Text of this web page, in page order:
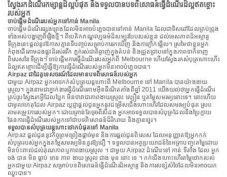
ស្វែងរកដំណើរកម្សាន្តដ៏ល្អបំផុត និងទទួលបានបទពិសោធន៍ធ្វើដំណើរដ៏ល្អឥតខ្ចោះ
របស់អ្នក
ចាប់ផ្តើមដំណើររបស់អ្នកទៅកាន់ Manila
ចាប់ផ្តើមដំណើរផ្សងព្រេងដែលមិនអាចបំភ្លេចបានទៅកាន់ Manila ដែលជាទិសដៅដែលគ្រប់ជ្រុង
ទាំងអស់បង្ហាញពីរឿងថ្មី។ ពីបេតិកភណ្ឌវប្បធម៌ដ៏សម្បូរបែបរបស់ខ្លួន ដល់ទេសភាពដ៏អស្ចារ្យ
ទីក្រុងនេះផ្តល់នូវឱកាសគ្មានទីបញ្ចប់សម្រាប់ការរកឃើញ និងការភ្ញាក់ផ្អើល។ ស្រមៃថាខ្លួនអ្នក
កំពុងដើរតាមដងផ្លូវដ៏រស់រវើក ភ្លក់រស់ជាតិឆ្ងាញ់ក្នុងតំបន់ និងជ្រួតជ្រាបនៅក្នុងភាពទាក់ទាញ
ពិសេសនៃទីក្រុង។ ចាប់ផ្តើមការធ្វើដំណើររបស់អ្នកពី Melbourne ហើយស្វែងរកសំបុត្រហោះហើរ
ដ៏ល្អឥតខ្ចោះដើម្បីធ្វើឱ្យការធ្វើដំណើររបស់អ្នកមិនអាចបំភ្លេចបាន។
Airpaz ជាដៃគូទេសចរណ៍ដែលមានបទពិសោធន៍របស់អ្នក
ជាមួយ Airpaz អ្នកអាចកក់សំបុត្រយន្តហោះពី Melbourne ទៅ Manila បានយ៉ាងងាយ
ស្រួល។ ក្នុងនាមជាភ្នាក់ងារធ្វើដំណើរតាមអ៊ីនធឺណិតតាំងពីឆ្នាំ 2011 យើងយល់ថាអ្នកធ្វើដំណើរ
គ្រប់រូបស្វែងរកអ្វីដែលប្លែក មិនថាវាជាភាពងាយស្រួល ល្បឿន ឬតម្លៃសមរម្យនោះទេ។ នោះហើយ
ជាមូលហេតុដែល Airpaz ប្តេជ្ញាផ្តល់ជូនអ្នកនូវជម្រើសជើងហោះហើរដែលសមរម្យបំផុត ស្រប
តាមតម្រូវការរបស់អ្នក។ ដោយគ្រាន់តែចុចពីរបីដង អ្នកអាចទទួលបានសំបុត្រដែលនឹងប្រែក្លាយ
ផែនការធ្វើដំណើររបស់អ្នកទៅជាបទពិសោធន៍ដ៏រីករាយ និងគ្មានថ្នេរ។
ទទួលបានសំបុត្រយន្តហោះថោកបំផុតទៅ Manila
Airpaz ផ្តល់ជូននូវកិច្ចព្រមព្រៀងផ្តាច់មុខ និងការផ្តល់ជូនពិសេស ដែលអនុញ្ញាតឱ្យអ្នកកក់
សំបុត្ររបស់អ្នកក្នុងតម្លៃសមរម្យមិនគួរឱ្យជឿ ។ ទទួលបានអត្ថប្រយោជន៍នៃអត្រាបញ្ចុះតម្លៃដោយ
មិនប៉ះពាល់ដល់គុណភាពឬភាពងាយស្រួល ។ ជាមួយ Airpaz ដំណើរ ទៅ កាន់ ទីតាំង ដែល អ្នក
ចង់ បាន មិន ធ្លាប់ មាន ភាព ងាយ ស្រួល ជាង មុន នោះ ទេ ។ កក់ជើងហោះហើរតម្លៃថោករបស់
អ្នកជាមួយ Airpaz សម្រាប់បទពិសោធន៍ធ្វើដំណើរដ៏អស្ចារ្យ និងការសន្សំសំចៃដែលមិនអាចយក
ឈ្នះបាន។